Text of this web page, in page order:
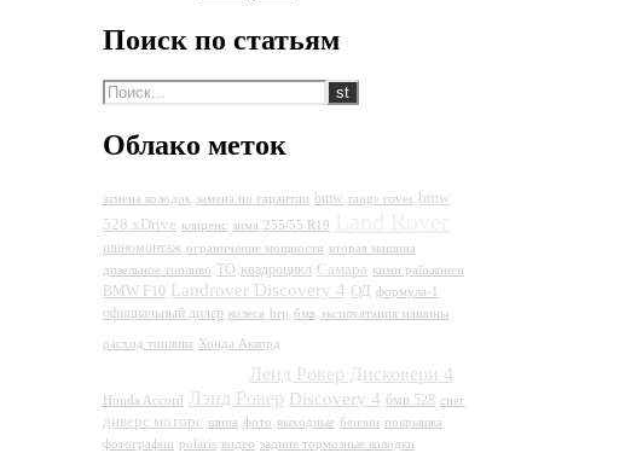
Поиск по статьям
Облако меток
замена колодок замена по гарантии bmw range rover bmw
528 xDrive клиренс зима 255/55 R19
шиномонтаж ограничение мощности вторая машина
дизельное топливо ТО квадроцикл Самара кими райкконен
BMW F10 Landrover Discovery 4 ОД формула-1
официальный дилер колеса brp бмв эксплуатация машины
расход топлива Хонда Аккорд
Ленд Ровер Дисковери 4
Honda Accord Лэнд Ровер Discovery 4 бмв 528 снег
диверс моторс шина фото выходные бензин покрышка
фотографии polaris видео задние тормозные колодки